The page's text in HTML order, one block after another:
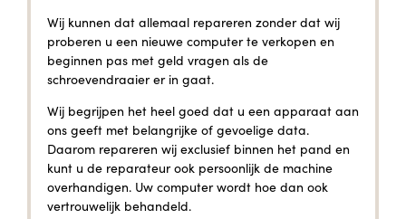
Wij kunnen dat allemaal repareren zonder dat wij
proberen u een nieuwe computer te verkopen en
beginnen pas met geld vragen als de
schroevendraaier er in gaat.
Wij begrijpen het heel goed dat u een apparaat aan
ons geeft met belangrijke of gevoelige data.
Daarom repareren wij exclusief binnen het pand en
kunt u de reparateur ook persoonlijk de machine
overhandigen. Uw computer wordt hoe dan ook
vertrouwelijk behandeld.